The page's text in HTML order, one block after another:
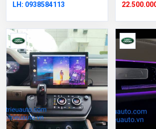
LH: 0938584113